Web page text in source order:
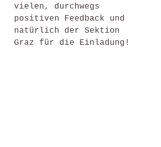
vielen, durchwegs
positiven Feedback und
natürlich der Sektion
Graz für die Einladung!